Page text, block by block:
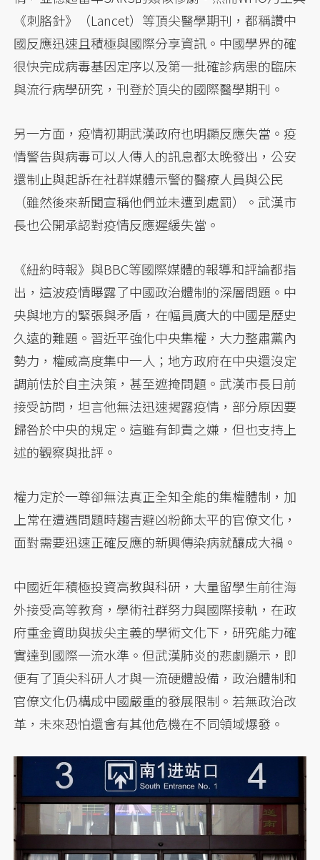
《刺胳針》（Lancet）等頂尖醫學期刊，都稱讚中
國反應迅速且積極與國際分享資訊。中國學界的確
很快完成病毒基因定序以及第一批確診病患的臨床
與流行病學研究，刊登於頂尖的國際醫學期刊。
另一方面，疫情初期武漢政府也明顯反應失當。疫
情警告與病毒可以人傳人的訊息都太晚發出，公安
還制止與起訴在社群媒體示警的醫療人員與公民
（雖然後來新聞宣稱他們並未遭到處罰）。武漢市
長也公開承認對疫情反應遲緩失當。
《紐約時報》與BBC等國際媒體的報導和評論都指
出，這波疫情曝露了中國政治體制的深層問題。中
央與地方的緊張與矛盾，在幅員廣大的中國是歷史
久遠的難題。習近平強化中央集權，大力整肅黨內
勢力，權威高度集中一人；地方政府在中央還沒定
調前怯於自主決策，甚至遮掩問題。武漢市長日前
接受訪問，坦言他無法迅速揭露疫情，部分原因要
歸咎於中央的規定。這雖有卸責之嫌，但也支持上
述的觀察與批評。
權力定於一尊卻無法真正全知全能的集權體制，加
上常在遭遇問題時趨吉避凶粉飾太平的官僚文化，
面對需要迅速正確反應的新興傳染病就釀成大禍。
中國近年積極投資高教與科研，大量留學生前往海
外接受高等教育，學術社群努力與國際接軌，在政
府重金資助與拔尖主義的學術文化下，研究能力確
實達到國際一流水準。但武漢肺炎的悲劇顯示，即
便有了頂尖科研人才與一流硬體設備，政治體制和
官僚文化仍構成中國嚴重的發展限制。若無政治改
革，未來恐怕還會有其他危機在不同領域爆發。